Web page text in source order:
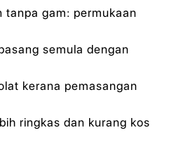
tanpa gam: permukaan
semula dengan
kerana pemasangan
ringkas dan kurang kos